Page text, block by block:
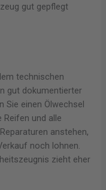
gut gepflegt
technischen
gut dokumentierter
Sie einen Ölwechsel
Reifen und alle
anstehen,
noch lohnen.
zieht eher